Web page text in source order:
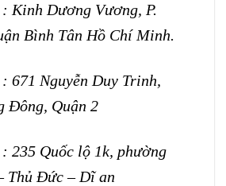
: Kinh Dương Vương, P.
Bình Tân Hồ Chí Minh.
671 Nguyễn Duy Trinh,
Đông, Quận 2
: 235 Quốc lộ 1k, phường
Thủ Đức – Dĩ an